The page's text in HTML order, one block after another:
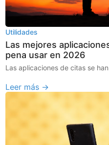
Utilidades
Las mejores
pena usar en 2026
Las aplicaciones de citas se
Leer más →